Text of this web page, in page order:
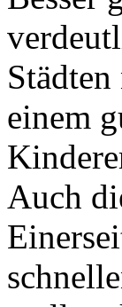
einem
Auch